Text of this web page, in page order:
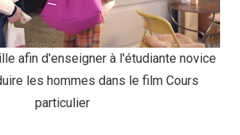
afin d'enseigner à l'étudiante novice
les hommes dans le film Cours
particulier